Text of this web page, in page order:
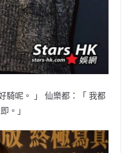
騎呢。 」 仙樂都：「 我都
。」